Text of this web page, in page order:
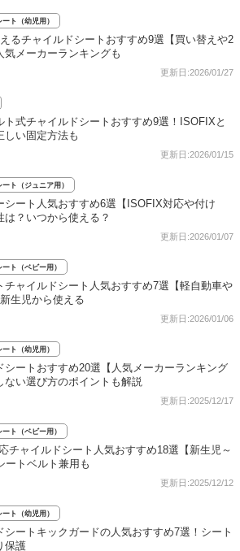
ト（幼児用）
るチャイルドシートおすすめ9選【買い替えや2
気メーカーランキングも
更新日:2026/01/27
ト式チャイルドシートおすすめ9選！ISOFIXと
しい固定方法も
更新日:2026/01/15
ト（ジュニア用）
シート人気おすすめ6選【ISOFIX対応や付け
は？いつから使える？
更新日:2026/01/07
ト（ベビー用）
チャイルドシート人気おすすめ7選【軽自動車や
生児から使える
更新日:2026/01/06
ト（幼児用）
シートおすすめ20選【人気メーカーランキング
ない選び方のポイントも解説
更新日:2025/12/17
ト（ベビー用）
チャイルドシート人気おすすめ18選【新生児～
ートベルト兼用も
更新日:2025/12/12
ト（幼児用）
シートキックガードの人気おすすめ7選！シート
保護